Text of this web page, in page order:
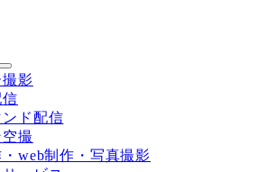
影
ド配信
空撮
web制作・写真撮影